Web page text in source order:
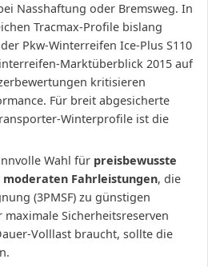
Nasshaftung oder Bremsweg. In
Tracmax-Profile bislang
Pkw-Winterreifen Ice-Plus S110
Marktüberblick 2015 auf
kritisieren
Für breit abgesicherte
Winterprofile ist die
Wahl für preisbewusste
Fahrleistungen, die
(3PMSF) zu günstigen
Sicherheitsreserven
Volllast braucht, sollte die